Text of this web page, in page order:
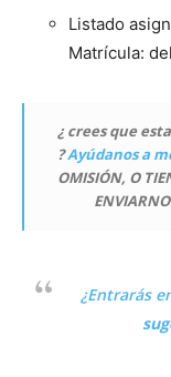
Listado
Matrícula:
¿ crees que
?Ayúdanos a
OMISIÓN, O
¿Entrarás